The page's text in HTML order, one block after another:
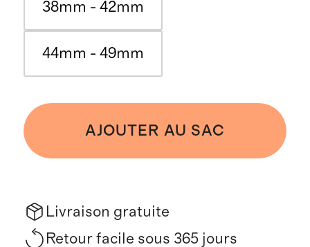
38mm - 42mm
44mm - 49mm
AJOUTER AU SAC
Livraison gratuite
Retour facile sous 365 jours